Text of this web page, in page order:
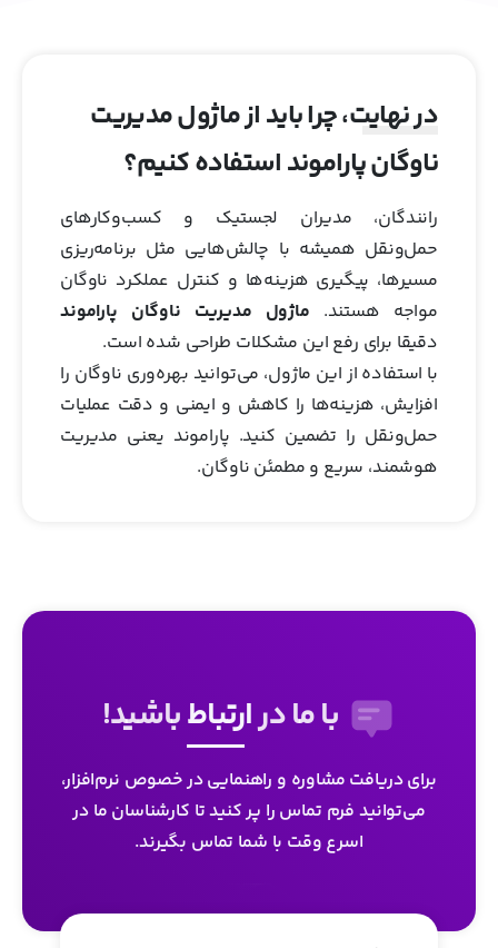
در نهایت، چرا باید از ماژول مدیریت
ناوگان پاراموند استفاده کنیم؟
رانندگان، مدیران لجستیک و کسب‌وکارهای
حمل‌ونقل همیشه با چالش‌هایی مثل برنامه‌ریزی
مسیرها، پیگیری هزینه‌ها و کنترل عملکرد ناوگان
مواجه هستند. ماژول مدیریت ناوگان پاراموند
دقیقا برای رفع این مشکلات طراحی شده است.
با استفاده از این ماژول، می‌توانید بهره‌وری ناوگان را
افزایش، هزینه‌ها را کاهش و ایمنی و دقت عملیات
حمل‌ونقل را تضمین کنید. پاراموند یعنی مدیریت
هوشمند، سریع و مطمئن ناوگان.
با ما درارتباطباشید!
برای دریافت مشاوره و راهنمایی در خصوص نرم‌افزار،
می‌توانید فرم تماس را پر کنید تا کارشناسان ما در
اسرع وقت با شما تماس بگیرند.